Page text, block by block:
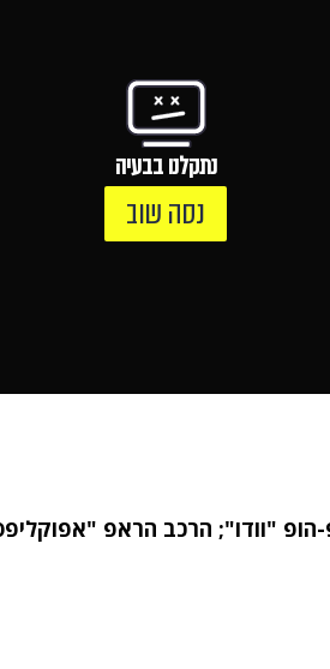
נתקלנו בבעיה
נסה שוב
"וודו"; הרכב הראפ